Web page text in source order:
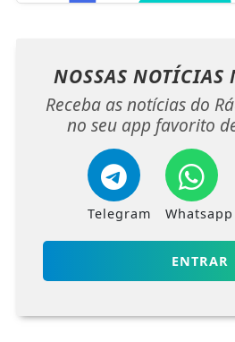
NOSSAS NOTÍCIAS
Receba as notícias do
no seu app favorito
Telegram Whatsapp
ENTRAR